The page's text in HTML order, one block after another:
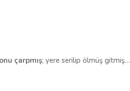
çarpmış; yere serilip ölmüş gitmiş…